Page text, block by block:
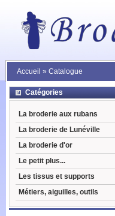
Accueil » Catalogue
Catégories
La broderie aux rubans
La broderie de Lunéville
La broderie d'or
Le petit plus...
Les tissus et supports
Métiers, aiguilles, outils